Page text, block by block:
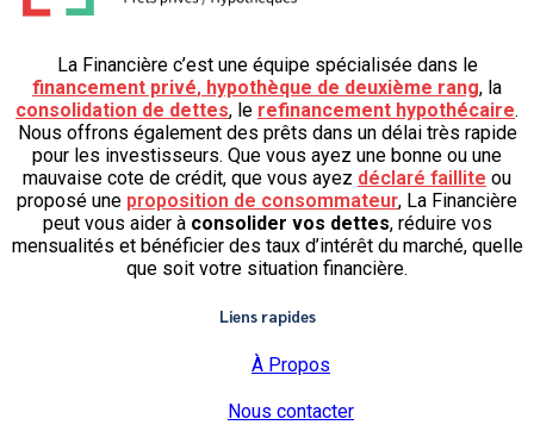
La Financière c’est une équipe spécialisée dans le
financement privé, hypothèque de deuxième rang, la
consolidation de dettes, le refinancement hypothécaire.
Nous offrons également des prêts dans un délai très rapide
pour les investisseurs. Que vous ayez une bonne ou une
mauvaise cote de crédit, que vous ayez déclaré faillite ou
proposé une proposition de consommateur, La Financière
peut vous aider à consolider vos dettes, réduire vos
mensualités et bénéficier des taux d’intérêt du marché, quelle
que soit votre situation financière.
Liens rapides
À Propos
Nous contacter